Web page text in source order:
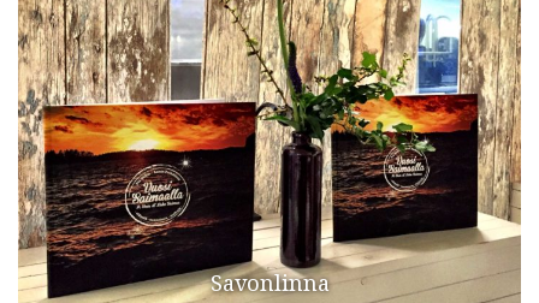
Savonlinna